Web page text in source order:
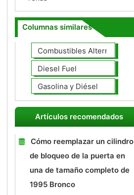
Columnas similares
Combustibles Alternativos
Diesel Fuel
Gasolina y Diésel
Artículos recomendados
Cómo reemplazar un cilindro
de bloqueo de la puerta en
una de tamaño completo de
1995 Bronco